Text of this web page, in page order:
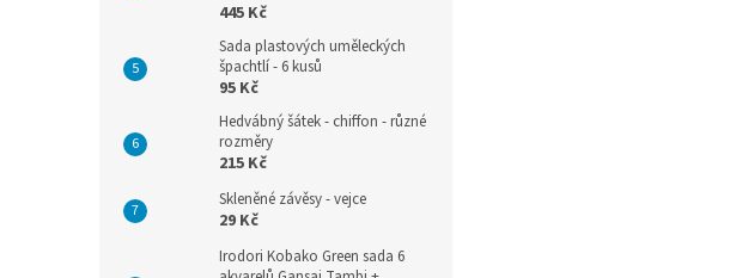
445 Kč
Sada plastových uměleckých
špachtlí - 6 kusů
95 Kč
Hedvábný šátek - chiffon - různé
rozměry
215 Kč
Skleněné závěsy - vejce
29 Kč
Irodori Kobako Green sada 6